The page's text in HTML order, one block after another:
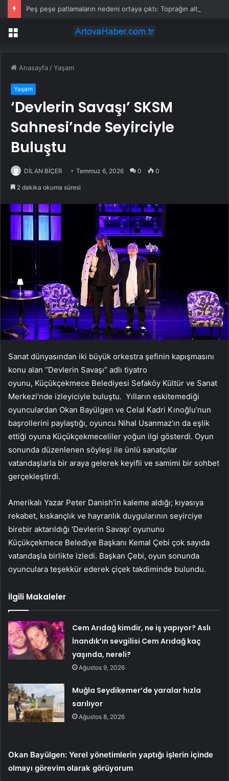
Menü
Anasayfa /Yaşam
Yaşam
‘Devlerin Savaşı’ SKSM
Sahnesi’nde Seyirciyle
Buluştu
DİLAN BİÇER Temmuz 6, 2026 0 0
2 dakika okuma süresi
Sanat dünyasından iki büyük orkestra şefinin kapışmasını
konu alan ‘’Devlerin Savaşı’’ adlı tiyatro
oyunu, Küçükçekmece Belediyesi Sefaköy Kültür ve Sanat
Merkezi’nde izleyiciyle buluştu. Yılların eskitemediği
oyunculardan Okan Bayülgen ve Celal Kadri Kınoğlu’nun
başrollerini paylaştığı, oyuncu Nihal Usanmaz’ın da eşlik
ettiği oyuna Küçükçekmeceliler yoğun ilgi gösterdi. Oyun
sonunda düzenlenen söyleşi ile ünlü sanatçılar
vatandaşlarla bir araya gelerek keyifli ve samimi bir sohbet
gerçekleştirdi.
Amerikalı Yazar Peter Danish’in kaleme aldığı; kıyasıya
rekabet, kıskançlık ve hayranlık duygularının seyirciye
birebir aktarıldığı ‘Devlerin Savaşı’ oyununu
Küçükçekmece Belediye Başkanı Kemal Çebi çok sayıda
vatandaşla birlikte izledi. Başkan Çebi, oyun sonunda
oyunculara teşekkür ederek çiçek takdiminde bulundu.
İlgili Makaleler
Cem Arıdağ kimdir, ne iş yapıyor? Aslı
İnandık’ın sevgilisi Cem Arıdağ kaç
yaşında, nereli?
Ağustos 9, 2026
Muğla Seydikemer’de yaralar hızla
sarılıyor
Ağustos 8, 2026
Okan Bayülgen: Yerel yönetimlerin yaptığı işlerin içinde
olmayı görevim olarak görüyorum